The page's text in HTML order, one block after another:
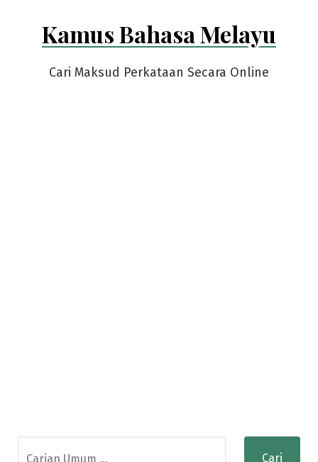
Kamus Bahasa Melayu
Cari Maksud Perkataan Secara Online